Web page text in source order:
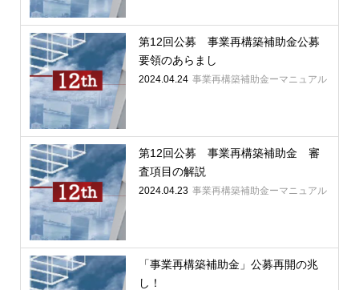
第12回公募 事業再構築補助金公募
要領のあらまし
2024.04.24 事業再構築補助金ーマニュアル
第12回公募 事業再構築補助金 審
査項目の解説
2024.04.23 事業再構築補助金ーマニュアル
「事業再構築補助金」公募再開の兆
し！